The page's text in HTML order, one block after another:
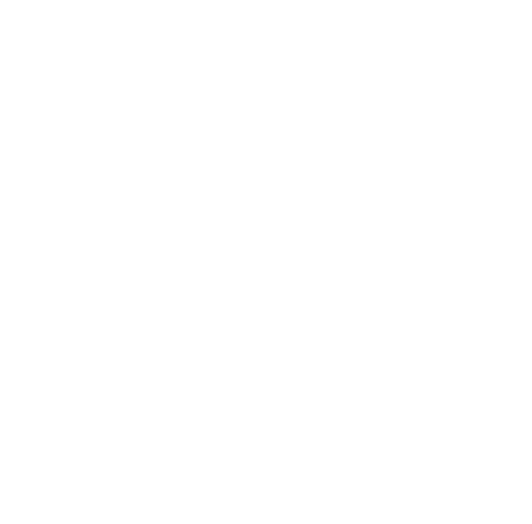
– A